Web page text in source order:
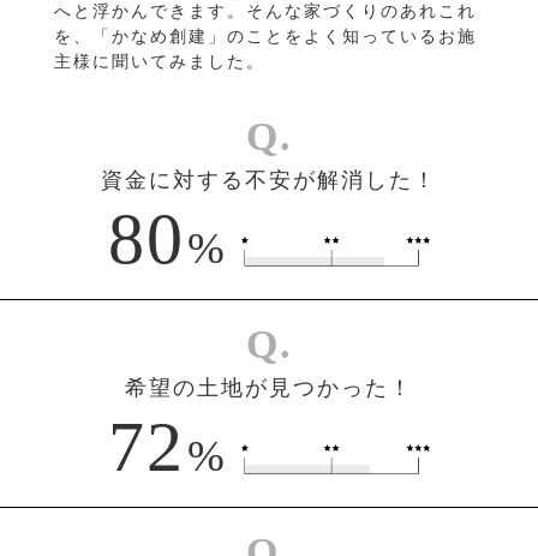
へと浮かんできます。そんな家づくりのあれこれ
を、「かなめ創建」のことをよく知っているお施
主様に聞いてみました。
Q.
資金に対する不安が解消した！
80%
Q.
希望の土地が見つかった！
72%